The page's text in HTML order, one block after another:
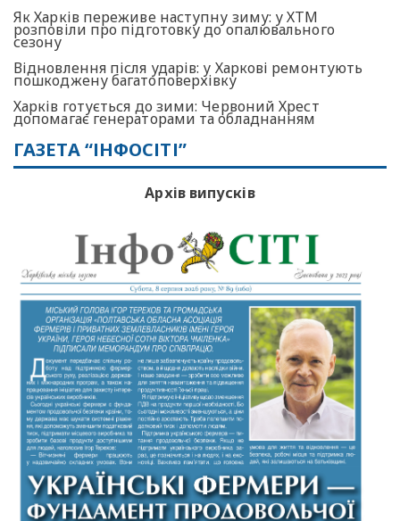
Як Харків переживе наступну зиму: у ХТМ
розповіли про підготовку до опалювального
сезону
Відновлення після ударів: у Харкові ремонтують
пошкоджену багатоповерхівку
Харків готується до зими: Червоний Хрест
допомагає генераторами та обладнанням
ГАЗЕТА “ІНФОСІТІ”
Архів випусків